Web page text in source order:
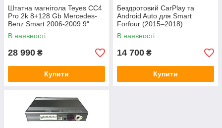
Штатна магнітола Teyes CC4
Pro 2k 8+128 Gb Mercedes-
Benz Smart 2006-2009 9"
В наявності
28 990 ₴
Купити
Бездротовий CarPlay та
Android Auto для Smart
Forfour (2015–2018)
В наявності
14 700 ₴
Купити